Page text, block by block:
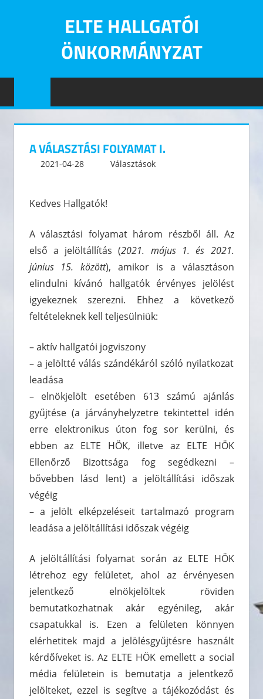
ELTE HALLGATÓI
ÖNKORMÁNYZAT
Tudományegyetem
Hallgatói
hivatalos
A VÁLASZTÁSI FOLYAMAT I.
2021-04-28 kommunikacio
Választások
Kedves Hallgatók!
A választási folyamat három részből áll. Az
első a jelöltállítás (2021. május 1. és 2021.
június 15. között), amikor is a választáson
elindulni kívánó hallgatók érvényes jelölést
igyekeznek szerezni. Ehhez a következő
feltételeknek kell teljesülniük:
– aktív hallgatói jogviszony
– a jelöltté válás szándékáról szóló nyilatkozat
leadása
– elnökjelölt esetében 613 számú ajánlás
gyűjtése (a járványhelyzetre tekintettel idén
erre elektronikus úton fog sor kerülni, és
ebben az ELTE HÖK, illetve az ELTE HÖK
Ellenőrző Bizottsága fog segédkezni –
bővebben lásd lent) a jelöltállítási időszak
végéig
– a jelölt elképzeléseit tartalmazó program
leadása a jelöltállítási időszak végéig
A jelöltállítási folyamat során az ELTE HÖK
létrehoz egy felületet, ahol az érvényesen
jelentkező elnökjelöltek röviden
bemutatkozhatnak akár egyénileg, akár
csapatukkal is. Ezen a felületen könnyen
elérhetitek majd a jelölésgyűjtésre használt
kérdőíveket is. Az ELTE HÖK emellett a social
média felületein is bemutatja a jelentkező
jelölteket, ezzel is segítve a tájékozódást és